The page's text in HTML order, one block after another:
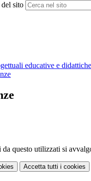
sito
educative e didattiche
questo utilizzati si
Accetta tutti i cookies